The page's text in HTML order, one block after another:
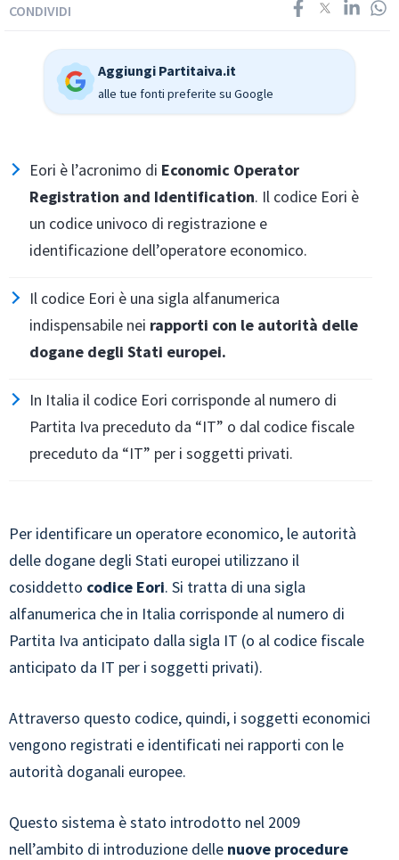
CONDIVIDI
Aggiungi Partitaiva.it
alle tue fonti preferite su Google
Eori è l’acronimo di Economic Operator
Registration and Identification. Il codice Eori è
un codice univoco di registrazione e
identificazione dell’operatore economico.
Il codice Eori è una sigla alfanumerica
indispensabile nei rapporti con le autorità delle
dogane degli Stati europei.
In Italia il codice Eori corrisponde al numero di
Partita Iva preceduto da “IT” o dal codice fiscale
preceduto da “IT” per i soggetti privati.
Per identificare un operatore economico, le autorità
delle dogane degli Stati europei utilizzano il
cosiddetto codice Eori. Si tratta di una sigla
alfanumerica che in Italia corrisponde al numero di
Partita Iva anticipato dalla sigla IT (o al codice fiscale
anticipato da IT per i soggetti privati).
Attraverso questo codice, quindi, i soggetti economici
vengono registrati e identificati nei rapporti con le
autorità doganali europee.
Questo sistema è stato introdotto nel 2009
nell’ambito di introduzione delle nuove procedure